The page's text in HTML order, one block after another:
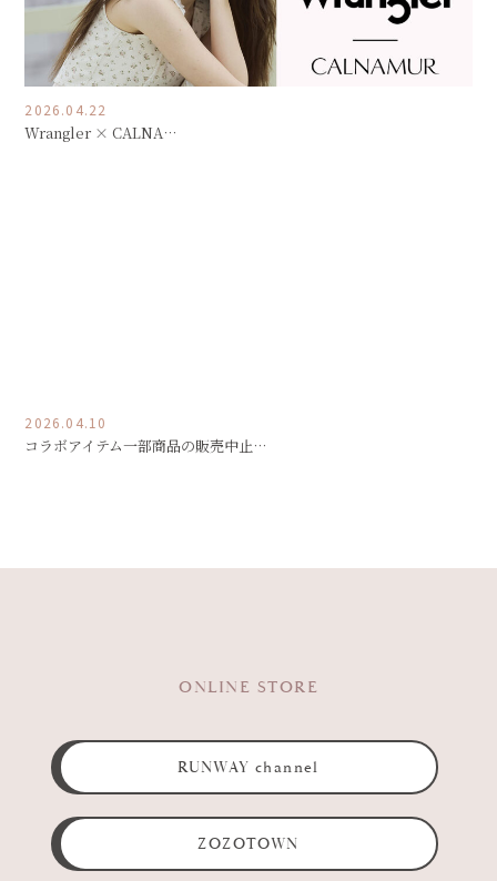
2026.04.22
Wrangler × CALNA…
2026.04.10
コラボアイテム一部商品の販売中止…
ONLINE STORE
RUNWAY channel
ZOZOTOWN